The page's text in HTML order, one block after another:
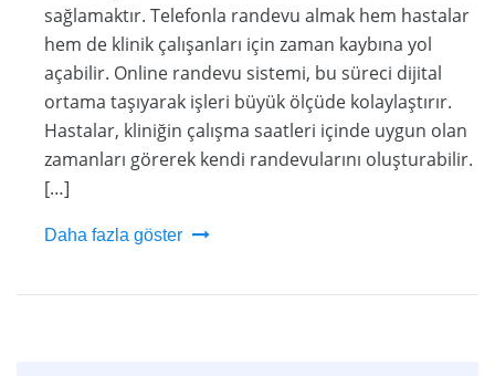
sağlamaktır. Telefonla randevu almak hem hastalar
hem de klinik çalışanları için zaman kaybına yol
açabilir. Online randevu sistemi, bu süreci dijital
ortama taşıyarak işleri büyük ölçüde kolaylaştırır.
Hastalar, kliniğin çalışma saatleri içinde uygun olan
zamanları görerek kendi randevularını oluşturabilir.
[…]
Daha fazla göster